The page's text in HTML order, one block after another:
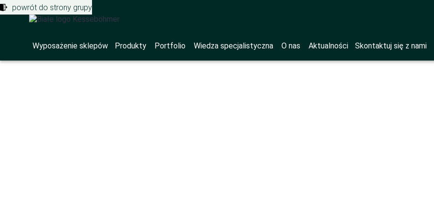
powrót do strony grupy
Wyposażenie sklepów Produkty Portfolio Wiedza specjalistyczna O nas Aktualności Skontaktuj się z nami